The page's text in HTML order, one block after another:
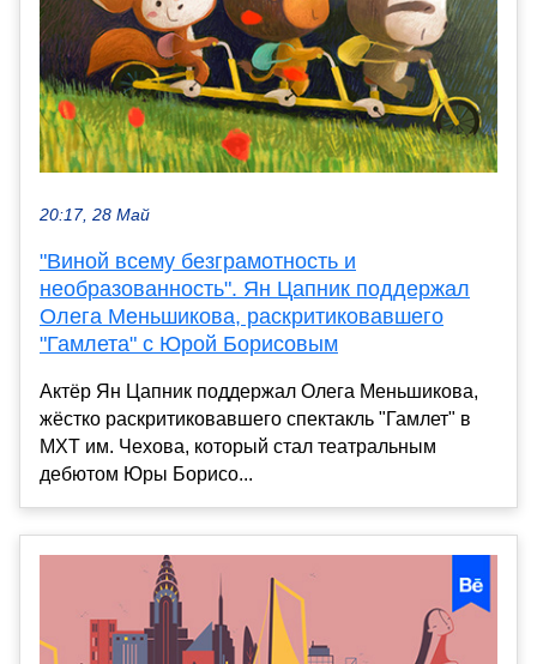
20:17, 28 Май
"Виной всему безграмотность и
необразованность". Ян Цапник поддержал
Олега Меньшикова, раскритиковавшего
"Гамлета" с Юрой Борисовым
Актёр Ян Цапник поддержал Олега Меньшикова,
жёстко раскритиковавшего спектакль "Гамлет" в
МХТ им. Чехова, который стал театральным
дебютом Юры Борисо...